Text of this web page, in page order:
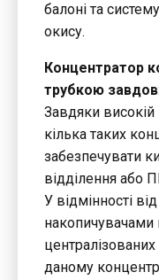
балоні та
окису.
Концентратор
трубкою
Завдяки високій
кілька таких
забезпечувати
відділення або
У відмінності
накопичувачами
даному